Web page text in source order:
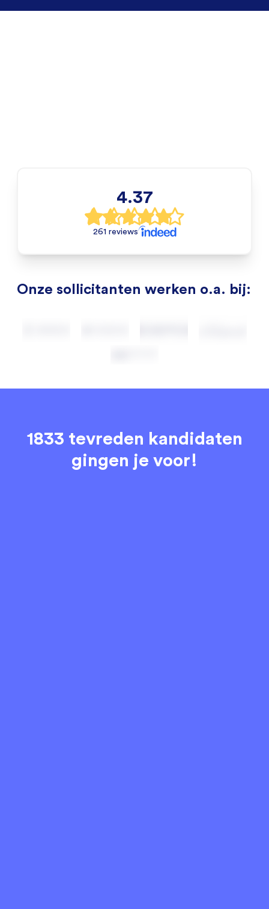
4.37
261 reviews
Onze sollicitanten werken o.a. bij:
1833 tevreden kandidaten
gingen je voor!